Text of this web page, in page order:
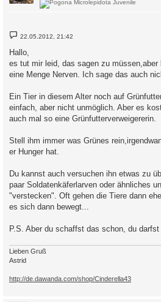
B
e
i
t
g
22.05.2012, 21:42
Hallo,
es tut mir leid, das sagen zu müssen,aber
eine Menge Nerven. Ich sage das auch
Ein Tier in diesem Alter noch auf
einfach, aber nicht unmöglich. Aber es
auch mal so eine Grünfutterverweigererin.
Stell ihm immer was Grünes
er Hunger hat.
Du kannst auch versuchen ihn etwas zu
paar Soldatenkäferlarven oder ähnliches
"verstecken". Oft gehen die Tiere dann
es sich dann bewegt...
P.S. Aber du schaffst das schon, du darfst
Lieben Gruß
Astrid
http://de.dawanda.com/shop/Cinderella43